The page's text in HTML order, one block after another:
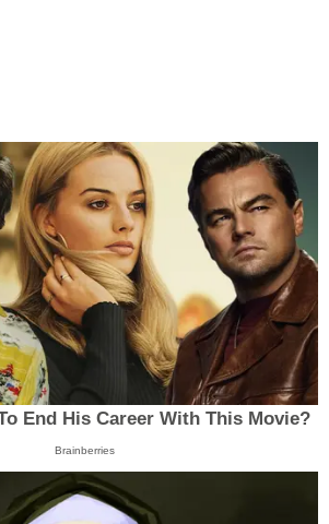
End His Career With This Movie?
Brainberries